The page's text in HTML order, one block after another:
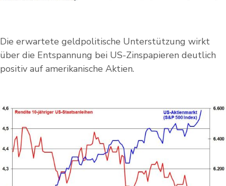
Die erwartete geldpolitische Unterstützung wirkt
über die Entspannung bei US-Zinspapieren deutlich
positiv auf amerikanische Aktien.